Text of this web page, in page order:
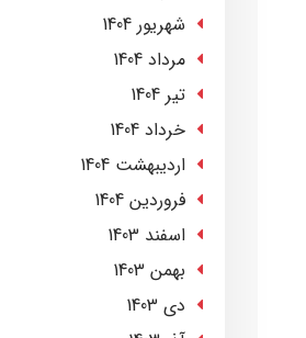
شهریور 1404
مرداد 1404
تير 1404
خرداد 1404
ارديبهشت 1404
فروردین 1404
اسفند 1403
بهمن 1403
دی 1403